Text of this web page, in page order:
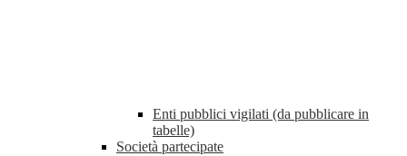
Enti pubblici vigilati (da pubblicare in
tabelle)
Società partecipate